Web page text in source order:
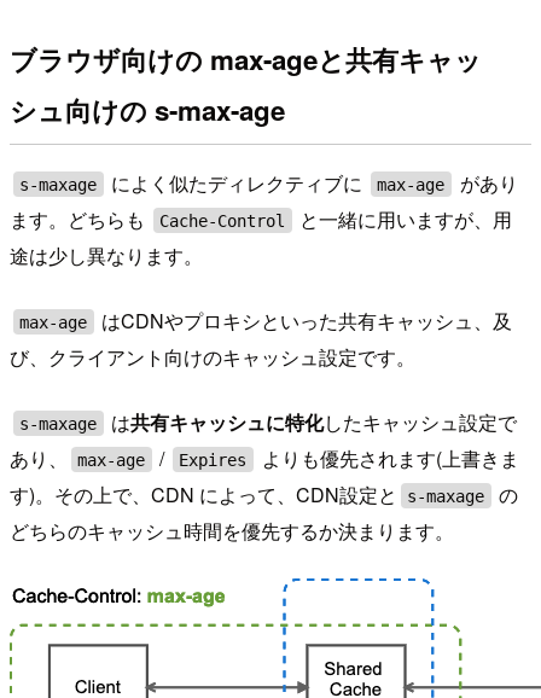
ブラウザ向けの max-ageと共有キャッ
シュ向けの s-max-age
s-maxage によく似たディレクティブに max-age
があり
ます。どちらも
Cache-Control
と一緒に用いますが、用
途は少し異なります。
max-age
はCDNやプロキシといった共有キャッシュ、及
び、クライアント向けのキャッシュ設定です。
s-maxage は共有キャッシュに特化したキャッシュ設定で
あり、
max-age / Expires
よりも優先されます(上書きま
す)。その上で、CDN によって、CDN設定と
s-maxage
の
どちらのキャッシュ時間を優先するか決まります。